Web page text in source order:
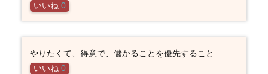
いいね 0
やりたくて、得意で、儲かることを優先すること
いいね 0